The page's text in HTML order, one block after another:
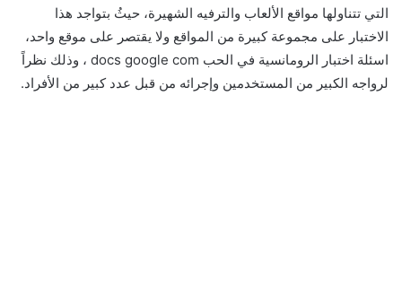
التي تتناولها مواقع الألعاب والترفيه الشهيرة، حيثُ بتواجد هذا
الاختبار على مجموعة كبيرة من المواقع ولا يقتصر على موقع واحد،
اسئلة اختبار الرومانسية في الحب docs google com ، وذلك نظراً
لرواجه الكبير من المستخدمين وإجرائه من قبل عدد كبير من الأفراد.